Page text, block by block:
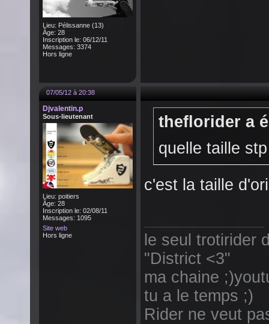
Lieu: Pélissanne (13)
Âge: 28
Inscription le: 06/12/11
Messages: 3374
Hors ligne
07/05/12 à 20:38
Djvalentin.p
Sous-lieutenant
Lieu: poitiers
Âge: 28
Inscription le: 02/08/11
Messages: 1095
Site web
Hors ligne
theflorider a
quelle taille stp
c'est la taille
le seul trotirider
"District <3"
ma chaine
tu a le temps ;)
Rider ne veut